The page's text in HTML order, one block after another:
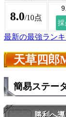
8.0/10点
最新の最強ラン
天草四郎
簡易ステー
勝利へ